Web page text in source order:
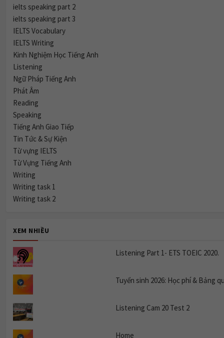
ielts speaking part 2
ielts speaking part 3
IELTS Vocabulary
IELTS Writing
Kinh Nghiệm Học Tiếng Anh
Listening
Ngữ Pháp Tiếng Anh
Phát Âm
Reading
Speaking
Tiếng Anh Giao Tiếp
Tin Tức & Sự Kiện
Từ vựng IELTS
Từ Vựng Tiếng Anh
Writing
Writing task 1
Writing task 2
XEM NHIỀU
Listening Part 1- ETS TOEIC 2020.
Tuyển sinh 2026: Học phí & Bảng
Listening Cam 20 Test 2
Home